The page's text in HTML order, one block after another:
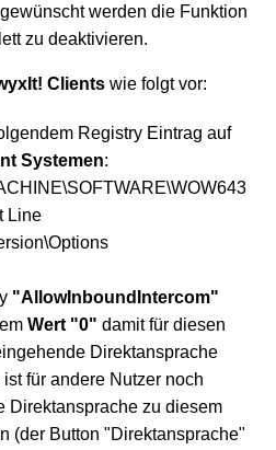
Groups Skins
werden die Funktion
zu deaktivieren.
Clients wie folgt vor:
Registry Eintrag auf
Systemen:
Line
"AllowInboundIntercom"
Wert "0" damit für diesen
Direktansprache
für andere Nutzer noch
Direktansprache zu diesem
(der Button "Direktansprache"